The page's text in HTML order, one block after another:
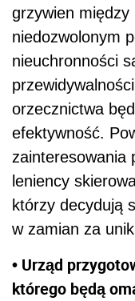
grzywien między
niedozwolonym
nieuchronności
orzecznictwa
efektywność.
zainteresowania
leniency
którzy decydują
w zamian za
• Urząd
którego będą